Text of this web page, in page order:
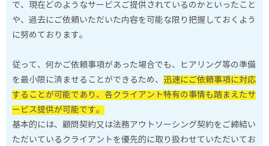
で、現在どのようなサービスご提供されているのかといったこと
や、過去にご依頼いただいた内容を可能な限り把握しておくよう
に努めております。
従って、何かご依頼事項があった場合でも、ヒアリング等の準備
を最小限に済ませることができるため、 迅速にご依頼事項に対応
することが可能であり、各クライアント特有の事情も踏まえたサ
ービス提供が可能です。
基本的には、顧問契約又は法務アウトソーシング契約をご締結い
ただいているクライアントを優先的に取り扱わせていただいてお